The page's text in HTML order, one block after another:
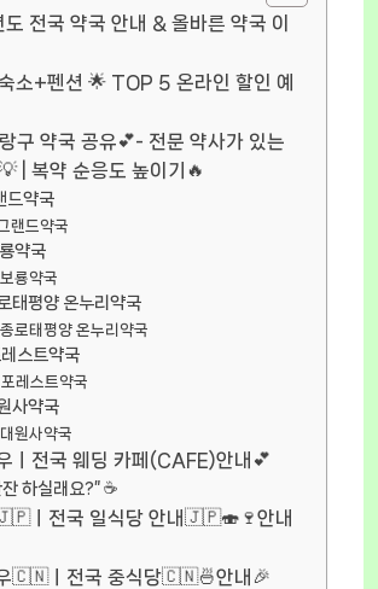
전국 약국 안내 & 올바른 약국 이
소+펜션 🌟 TOP 5 온라인 할인 예
구 약국 공유💕- 전문 약사가 있는
| 복약 순응도 높이기🔥
드약국
랜드약국
약국
보룡약국
태평양 온누리약국
종로태평양 온누리약국
스트약국
포레스트약국
사약국
대원사약국
ㅣ전국 웨딩 카페(CAFE)안내💕
잔 하실래요?” ☕
ㅣ전국 일식당 안내🇯🇵🍣🍷안내
🇨🇳ㅣ전국 중식당🇨🇳🍜안내🎉